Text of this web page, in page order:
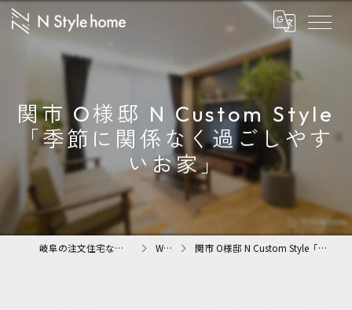
関市 O様邸 N Custom Style
「季節に関係なく過ごしやす
いお家」
岐阜の注文住宅なら株式会社N Styleホーム WORKS 関市 O様邸 N Custom Style「季節に関係なく過ごしやすいお家」